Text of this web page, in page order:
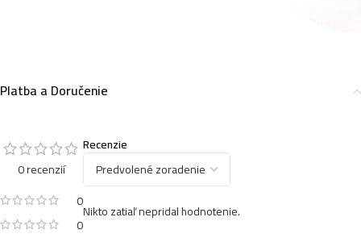
Platba a Doručenie
0 recenzií
0
0
Recenzie
Nikto zatiaľ nepridal hodnotenie.